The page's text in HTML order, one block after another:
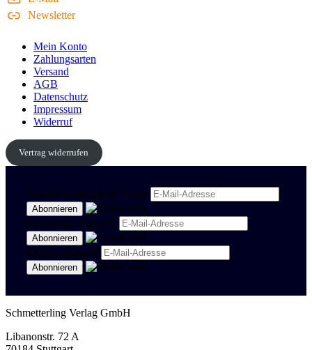
Newsletter
Mein Konto
Zahlungsarten
Versand
AGB
Datenschutz
Impressum
Widerruf
Vertrag widerrufen
Newsletter Politik & Kultur
Newsletter Spanisch
Region Stuttgart
Schmetterling Verlag GmbH
Libanonstr. 72 A